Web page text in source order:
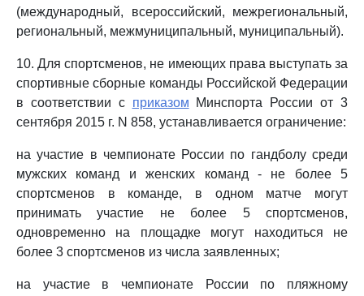
(международный, всероссийский, межрегиональный,
региональный, межмуниципальный, муниципальный).
10. Для спортсменов, не имеющих права выступать за
спортивные сборные команды Российской Федерации
в соответствии с приказом Минспорта России от 3
сентября 2015 г. N 858, устанавливается ограничение:
на участие в чемпионате России по гандболу среди
мужских команд и женских команд - не более 5
спортсменов в команде, в одном матче могут
принимать участие не более 5 спортсменов,
одновременно на площадке могут находиться не
более 3 спортсменов из числа заявленных;
на участие в чемпионате России по пляжному